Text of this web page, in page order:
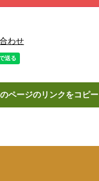
わせ
ページのリンクをコピー